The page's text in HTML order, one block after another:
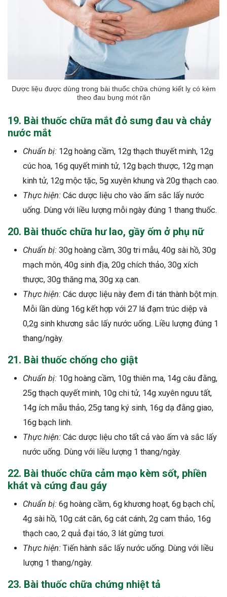
Dược liệu được dùng trong bài thuốc chữa chứng kiết lỵ có kèm
theo đau bụng mót rặn
19. Bài thuốc chữa mắt đỏ sưng đau và chảy
nước mắt
Chuẩn bị: 12g hoàng cầm, 12g thạch thuyết minh, 12g
cúc hoa, 16g quyết minh tử, 12g bạch thược, 12g mạn
kinh tử, 12g mộc tặc, 5g xuyên khung và 20g thạch cao.
Thực hiện: Các dược liệu cho vào ấm sắc lấy nước
uống. Dùng với liều lượng mỗi ngày đúng 1 thang thuốc.
20. Bài thuốc chữa hư lao, gầy ốm ở phụ nữ
Chuẩn bị: 30g hoàng cầm, 30g tri mẫu, 40g sài hồ, 30g
mạch môn, 40g sinh địa, 20g chích thảo, 30g xích
thược, 30g thăng ma, 30g xạ can.
Thực hiện: Các dược liệu này đem đi tán thành bột mịn.
Mỗi lần dùng 16g kết hợp với 27 lá đạm trúc diệp và
0,2g sinh khương sắc lấy nước uống. Liều lượng đúng 1
thang/ngày.
21. Bài thuốc chống cho giật
Chuẩn bị: 10g hoàng cầm, 10g thiên ma, 14g câu đằng,
25g thạch quyết minh, 10g chi tử, 14g xuyên ngưu tất,
14g ích mẫu thảo, 25g tang ký sinh, 16g dạ đằng giao,
16g bạch linh.
Thực hiện: Các dược liệu cho tất cả vào ấm và sắc lấy
nước uống. Dùng với liều lượng 1 thang/ngày.
22. Bài thuốc chữa cảm mạo kèm sốt, phiền
khát và cứng đau gáy
Chuẩn bị: 6g hoàng cầm, 6g khương hoạt, 6g bạch chỉ,
4g sài hồ, 10g cát căn, 6g cát cánh, 2g cam thảo, 16g
thạch cao, 2 quả đại táo, 3 lát gừng tươi.
Thực hiện: Tiến hành sắc lấy nước uống. Dùng với liều
lượng 1 thang/ngày.
23. Bài thuốc chữa chứng nhiệt tả